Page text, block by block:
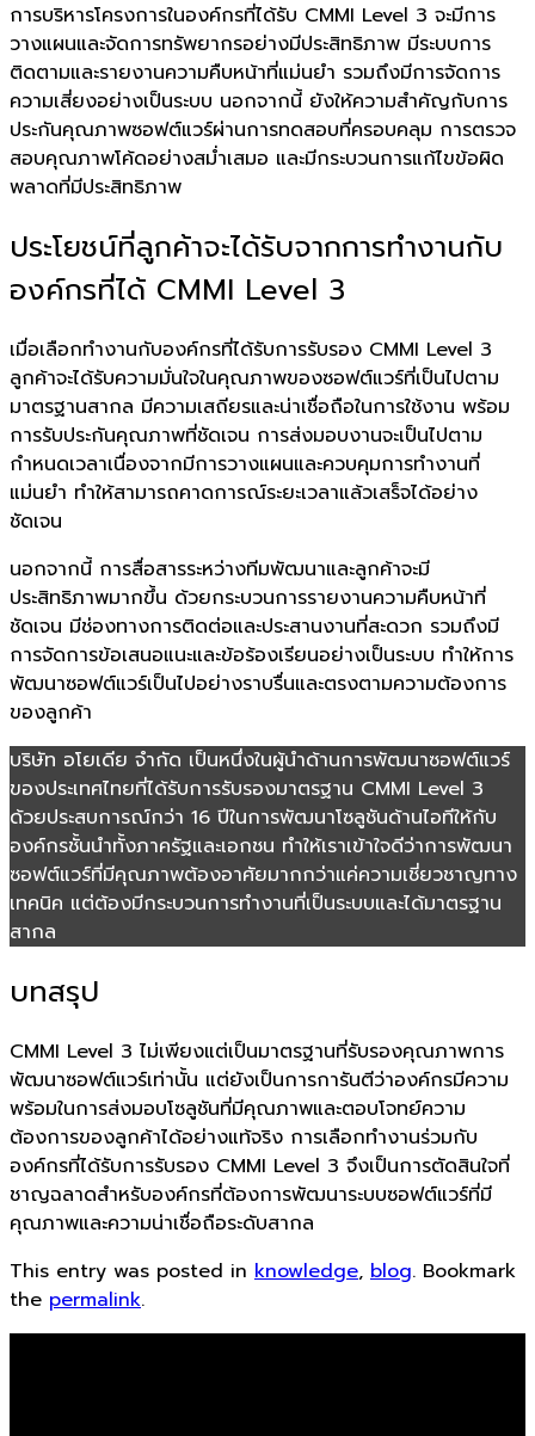
การบริหารโครงการในองค์กรที่ได้รับ CMMI Level 3 จะมีการ
วางแผนและจัดการทรัพยากรอย่างมีประสิทธิภาพ มีระบบการ
ติดตามและรายงานความคืบหน้าที่แม่นยำ รวมถึงมีการจัดการ
ความเสี่ยงอย่างเป็นระบบ นอกจากนี้ ยังให้ความสำคัญกับการ
ประกันคุณภาพซอฟต์แวร์ผ่านการทดสอบที่ครอบคลุม การตรวจ
สอบคุณภาพโค้ดอย่างสม่ำเสมอ และมีกระบวนการแก้ไขข้อผิด
พลาดที่มีประสิทธิภาพ
ประโยชน์ที่ลูกค้าจะได้รับจากการทำงานกับ
องค์กรที่ได้ CMMI Level 3
เมื่อเลือกทำงานกับองค์กรที่ได้รับการรับรอง CMMI Level 3
ลูกค้าจะได้รับความมั่นใจในคุณภาพของซอฟต์แวร์ที่เป็นไปตาม
มาตรฐานสากล มีความเสถียรและน่าเชื่อถือในการใช้งาน พร้อม
การรับประกันคุณภาพที่ชัดเจน การส่งมอบงานจะเป็นไปตาม
กำหนดเวลาเนื่องจากมีการวางแผนและควบคุมการทำงานที่
แม่นยำ ทำให้สามารถคาดการณ์ระยะเวลาแล้วเสร็จได้อย่าง
ชัดเจน
นอกจากนี้ การสื่อสารระหว่างทีมพัฒนาและลูกค้าจะมี
ประสิทธิภาพมากขึ้น ด้วยกระบวนการรายงานความคืบหน้าที่
ชัดเจน มีช่องทางการติดต่อและประสานงานที่สะดวก รวมถึงมี
การจัดการข้อเสนอแนะและข้อร้องเรียนอย่างเป็นระบบ ทำให้การ
พัฒนาซอฟต์แวร์เป็นไปอย่างราบรื่นและตรงตามความต้องการ
ของลูกค้า
บริษัท อโยเดีย จำกัด เป็นหนึ่งในผู้นำด้านการพัฒนาซอฟต์แวร์
ของประเทศไทยที่ได้รับการรับรองมาตรฐาน CMMI Level 3
ด้วยประสบการณ์กว่า 16 ปีในการพัฒนาโซลูชันด้านไอทีให้กับ
องค์กรชั้นนำทั้งภาครัฐและเอกชน ทำให้เราเข้าใจดีว่าการพัฒนา
ซอฟต์แวร์ที่มีคุณภาพต้องอาศัยมากกว่าแค่ความเชี่ยวชาญทาง
เทคนิค แต่ต้องมีกระบวนการทำงานที่เป็นระบบและได้มาตรฐาน
สากล
บทสรุป
CMMI Level 3 ไม่เพียงแต่เป็นมาตรฐานที่รับรองคุณภาพการ
พัฒนาซอฟต์แวร์เท่านั้น แต่ยังเป็นการการันตีว่าองค์กรมีความ
พร้อมในการส่งมอบโซลูชันที่มีคุณภาพและตอบโจทย์ความ
ต้องการของลูกค้าได้อย่างแท้จริง การเลือกทำงานร่วมกับ
องค์กรที่ได้รับการรับรอง CMMI Level 3 จึงเป็นการตัดสินใจที่
ชาญฉลาดสำหรับองค์กรที่ต้องการพัฒนาระบบซอฟต์แวร์ที่มี
คุณภาพและความน่าเชื่อถือระดับสากล
This entry was posted in knowledge, blog. Bookmark
the permalink.